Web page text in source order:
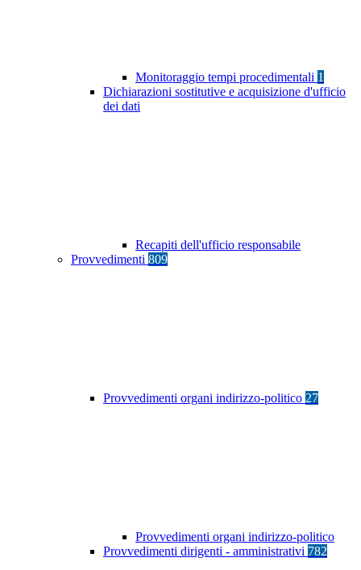
Monitoraggio tempi procedimentali 1
Dichiarazioni sostitutive e acquisizione d'ufficio
dei dati
Recapiti dell'ufficio responsabile
Provvedimenti 809
Provvedimenti organi indirizzo-politico 27
Provvedimenti organi indirizzo-politico
Provvedimenti dirigenti - amministrativi 782